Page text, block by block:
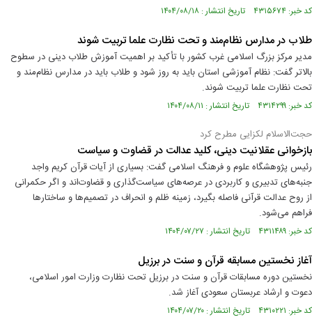
کد خبر: ۴۳۱۵۶۷۴ تاریخ انتشار : ۱۴۰۴/۰۸/۱۸
طلاب در مدارس نظام‌مند و تحت نظارت علما تربیت شوند
مدیر مرکز بزرگ اسلامی غرب کشور با تأکید بر اهمیت آموزش طلاب دینی در سطوح
بالاتر گفت: نظام آموزشی استان باید به روز شود و طلاب باید در مدارس نظام‌مند و
تحت نظارت علما تربیت شوند.
کد خبر: ۴۳۱۴۲۹۹ تاریخ انتشار : ۱۴۰۴/۰۸/۱۱
حجت‌الاسلام لکزایی مطرح کرد
بازخوانی عقلانیت دینی، کلید عدالت در قضاوت و سیاست
رئیس پژوهشگاه علوم و فرهنگ اسلامی گفت: بسیاری از آیات قرآن کریم واجد
جنبه‌های تدبیری و کاربردی در عرصه‌های سیاست‌گذاری و قضاوت‌اند و اگر حکمرانی
از روح عدالت قرآنی فاصله بگیرد، زمینه ظلم و انحراف در تصمیم‌ها و ساختار‌ها
فراهم می‌شود.
کد خبر: ۴۳۱۱۴۸۹ تاریخ انتشار : ۱۴۰۴/۰۷/۲۷
آغاز نخستین مسابقه قرآن و سنت در برزیل
نخستین دوره مسابقات قرآن و سنت در برزیل تحت نظارت وزارت امور اسلامی،
دعوت و ارشاد عربستان سعودی آغاز شد.
کد خبر: ۴۳۱۰۲۲۱ تاریخ انتشار : ۱۴۰۴/۰۷/۲۰